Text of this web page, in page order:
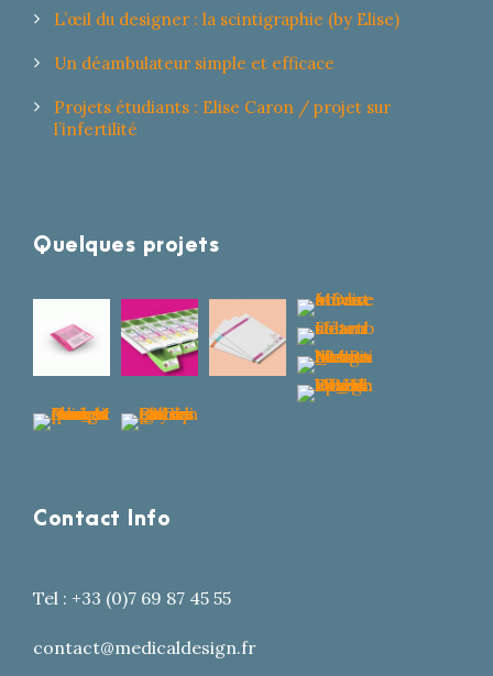
L’œil du designer : la scintigraphie (by Elise)
Un déambulateur simple et efficace
Projets étudiants : Elise Caron / projet sur
l’infertilité
Quelques projets
Contact Info
Tel : +33 (0)7 69 87 45 55
contact@medicaldesign.fr